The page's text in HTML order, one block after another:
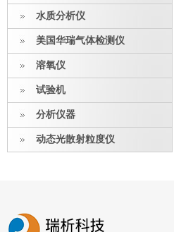
水质分析仪
美国华瑞气体检测仪
溶氧仪
试验机
分析仪器
动态光散射粒度仪